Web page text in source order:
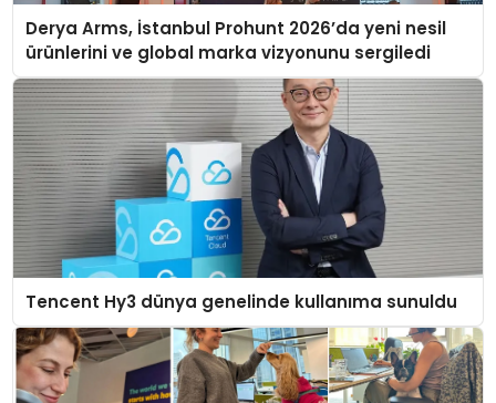
Derya Arms, İstanbul Prohunt 2026’da yeni nesil
ürünlerini ve global marka vizyonunu sergiledi
Tencent Hy3 dünya genelinde kullanıma sunuldu